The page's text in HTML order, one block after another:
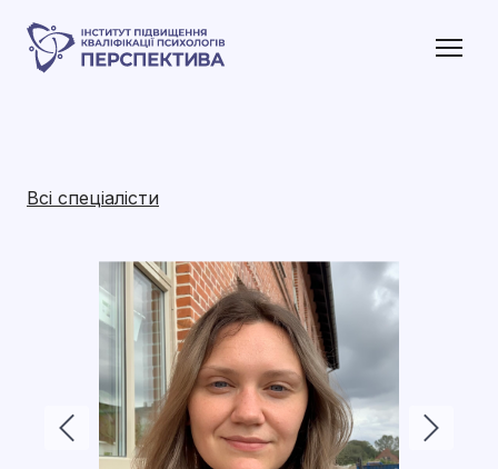
Всі спеціалісти